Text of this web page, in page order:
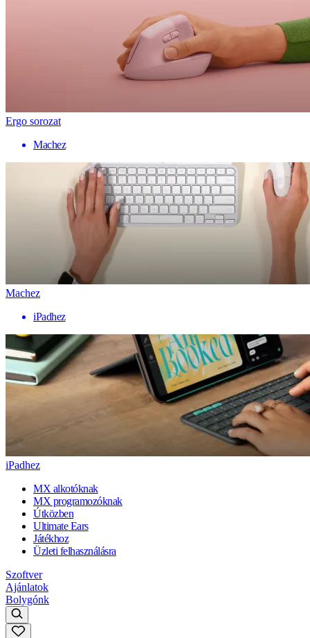
Ergo sorozat
Machez
Machez
iPadhez
iPadhez
MX alkotóknak
MX programozóknak
Útközben
Ultimate Ears
Játékhoz
Üzleti felhasználásra
Szoftver
Ajánlatok
Bolygónk